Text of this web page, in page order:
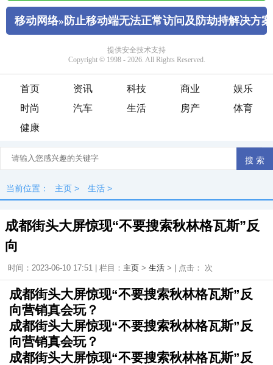
首页 资讯 科技 商业
娱乐
时尚
汽车 生活 房产
体育
健康
当前位置： 主页 > 生活 >
成都街头大屏惊现“不要搜索秋林格瓦斯”反
向
时间：2023-06-10 17:51 | 栏目： 主页 > 生活 > | 点击： 次
成都街头大屏惊现“不要搜索秋林格瓦斯”反
向营销真会玩？
成都街头大屏惊现“不要搜索秋林格瓦斯”反
向营销真会玩？
成都街头大屏惊现“不要搜索秋林格瓦斯”反